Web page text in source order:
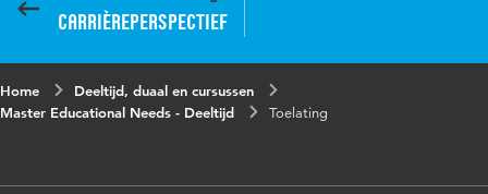
Carrièreperspectief
Home
Deeltijd, duaal en cursussen
Master Educational Needs - Deeltijd
Toelating